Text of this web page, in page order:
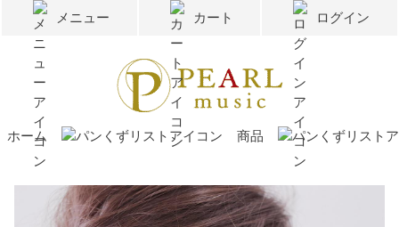
メニュー カート ログイン
ホーム 商品